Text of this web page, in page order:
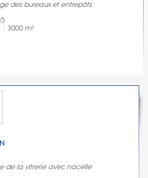
des bureaux et entrepôts
3000 m²
de la vitrerie avec nacelle